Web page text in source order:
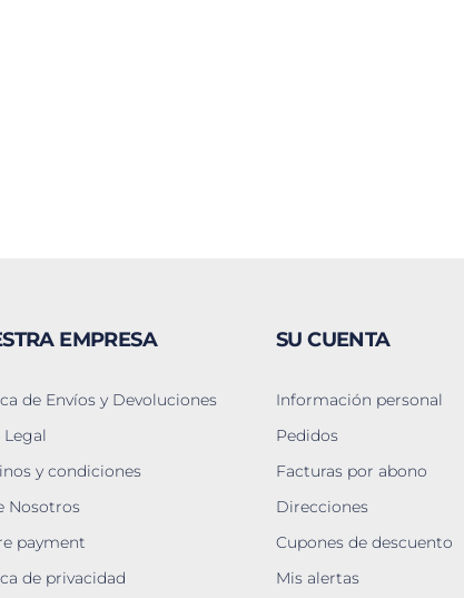
EMPRESA
de Envíos y Devoluciones
Legal
y condiciones
Nosotros
payment
de privacidad
SU CUENTA
Información personal
Pedidos
Facturas por abono
Direcciones
Cupones de descuento
Mis alertas